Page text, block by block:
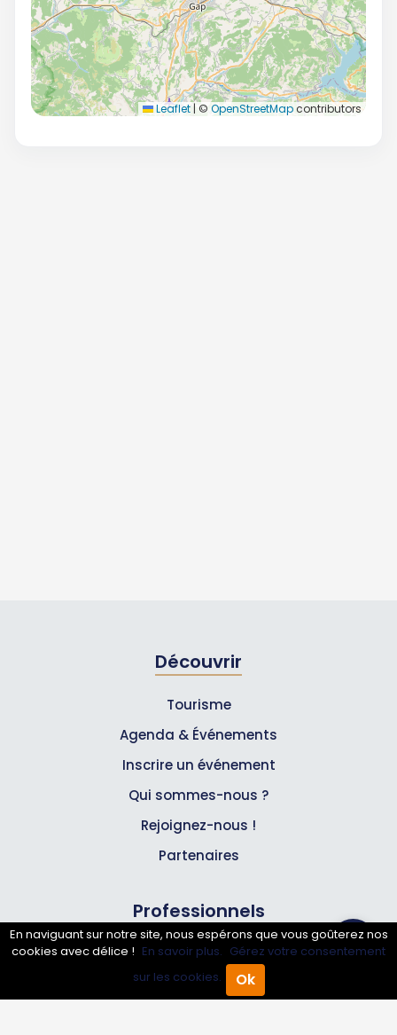
Annuaire Pro Agenda
Leaflet | © OpenStreetMapcontributors
Découvrir
Tourisme
Agenda & Événements
Inscrire un événement
Qui sommes-nous ?
Rejoignez-nous !
Partenaires
Professionnels
Annuaire pro
Inscrire mon entreprise
En naviguant sur notre site, nous espérons que vous goûterez nos
cookies avec délice ! En savoir plus. Gérez votre consentement
sur les cookies.
Ok